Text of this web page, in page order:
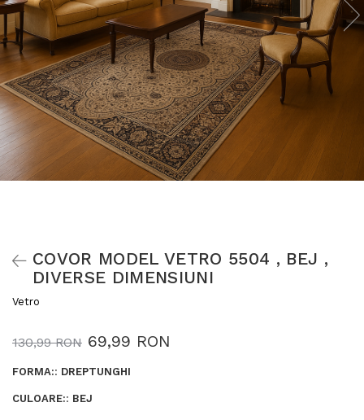
COVOR MODEL VETRO 5504 , BEJ ,
DIVERSE DIMENSIUNI
Vetro
130,99 RON 69,99 RON
FORMA:: DREPTUNGHI
CULOARE:: BEJ